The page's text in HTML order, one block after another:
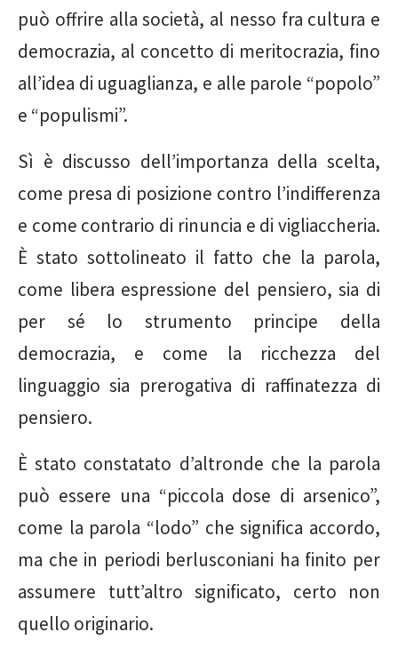
può offrire alla società, al nesso fra cultura e
democrazia, al concetto di meritocrazia, fino
all’idea di uguaglianza, e alle parole “popolo”
e “populismi”.
Sì è discusso dell’importanza della scelta,
come presa di posizione contro l’indifferenza
e come contrario di rinuncia e di vigliaccheria.
È stato sottolineato il fatto che la parola,
come libera espressione del pensiero, sia di
per sé lo strumento principe della
democrazia, e come la ricchezza del
linguaggio sia prerogativa di raffinatezza di
pensiero.
È stato constatato d’altronde che la parola
può essere una “piccola dose di arsenico”,
come la parola “lodo” che significa accordo,
ma che in periodi berlusconiani ha finito per
assumere tutt’altro significato, certo non
quello originario.